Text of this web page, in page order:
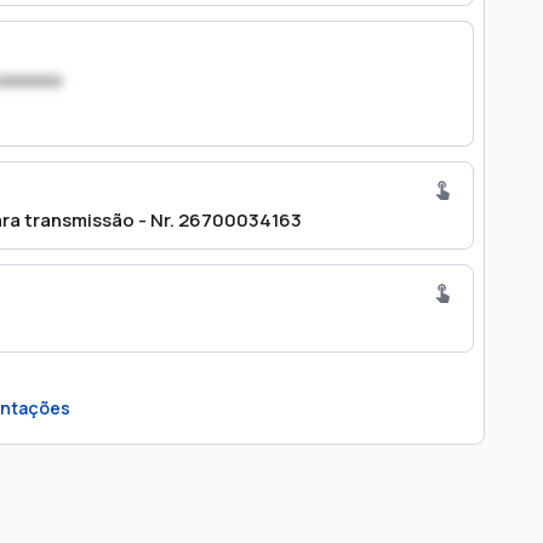
transmissão - Nr. 26700034163